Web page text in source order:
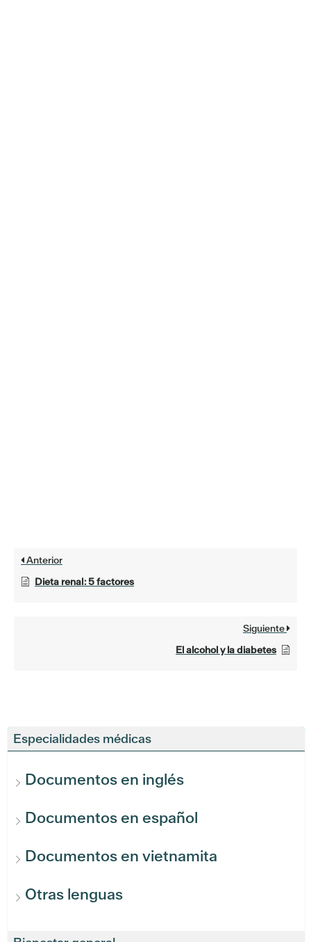
Especialidades médicas
Documentos en inglés
Documentos en español
Documentos en vietnamita
Otras lenguas
Anterior
Dieta renal: 5 factores
Siguiente
El alcohol y la diabetes